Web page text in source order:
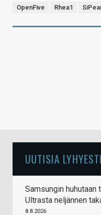
OpenFive
Rhea1
UUTISIA LYHYESTI
Samsungin huhutaan
Ultrasta neljännen
8.8.2026